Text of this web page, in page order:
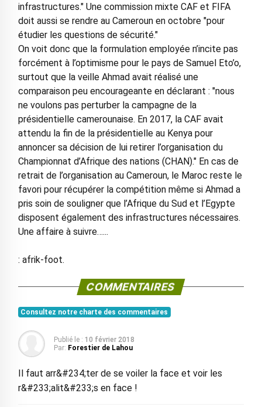
infrastructures." Une commission mixte CAF et FIFA
doit aussi se rendre au Cameroun en octobre "pour
étudier les questions de sécurité."
On voit donc que la formulation employée n’incite pas
forcément à l’optimisme pour le pays de Samuel Eto’o,
surtout que la veille Ahmad avait réalisé une
comparaison peu encourageante en déclarant : "nous
ne voulons pas perturber la campagne de la
présidentielle camerounaise. En 2017, la CAF avait
attendu la fin de la présidentielle au Kenya pour
annoncer sa décision de lui retirer l’organisation du
Championnat d’Afrique des nations (CHAN)." En cas de
retrait de l’organisation au Cameroun, le Maroc reste le
favori pour récupérer la compétition même si Ahmad a
pris soin de souligner que l’Afrique du Sud et l’Egypte
disposent également des infrastructures nécessaires.
Une affaire à suivre…...
: afrik-foot.
COMMENTAIRES
Consultez notre charte des commentaires
Publié le : 10 février 2018
Par: Forestier de Lahou
Il faut arr&#234;ter de se voiler la face et voir les
r&#233;alit&#233;s en face !